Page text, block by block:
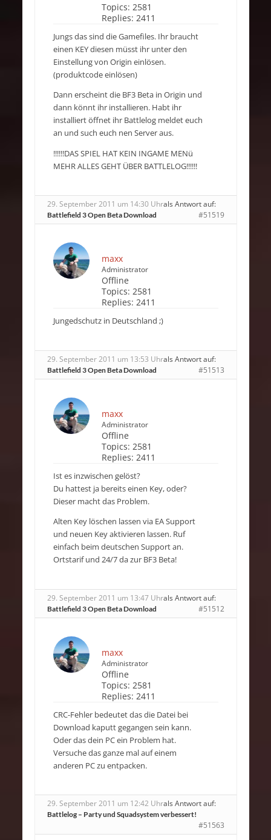
Topics: 2581
Replies: 2411
Jungs das sind die Gamefiles. Ihr braucht
einen KEY diesen müsst ihr unter den
Einstellung von Origin einlösen.
(produktcode einlösen)
Dann erscheint die BF3 Beta in Origin und
dann könnt ihr installieren. Habt ihr
installiert öffnet ihr Battlelog meldet euch
an und such euch nen Server aus.
!!!!!!DAS SPIEL HAT KEIN INGAME MENü
MEHR ALLES GEHT ÜBER BATTLELOG!!!!!!
29. September 2011 um 14:30 Uhrals Antwort auf:
Battlefield 3 Open Beta Download #51519
maxx
Administrator
Offline
Topics: 2581
Replies: 2411
Jungedschutz in Deutschland ;)
29. September 2011 um 13:53 Uhrals Antwort auf:
Battlefield 3 Open Beta Download #51513
maxx
Administrator
Offline
Topics: 2581
Replies: 2411
Ist es inzwischen gelöst?
Du hattest ja bereits einen Key, oder?
Dieser macht das Problem.
Alten Key löschen lassen via EA Support
und neuen Key aktivieren lassen. Ruf
einfach beim deutschen Support an.
Ortstarif und 24/7 da zur BF3 Beta!
29. September 2011 um 13:47 Uhrals Antwort auf:
Battlefield 3 Open Beta Download #51512
maxx
Administrator
Offline
Topics: 2581
Replies: 2411
CRC-Fehler bedeutet das die Datei bei
Download kaputt gegangen sein kann.
Oder das dein PC ein Problem hat.
Versuche das ganze mal auf einem
anderen PC zu entpacken.
29. September 2011 um 12:42 Uhrals Antwort auf:
Battlelog – Party und Squadsystem verbessert!
#51563